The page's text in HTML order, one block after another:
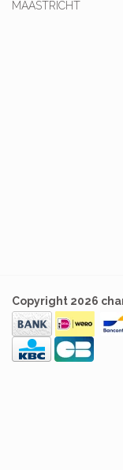
MAASTRICHT
Copyright 2026